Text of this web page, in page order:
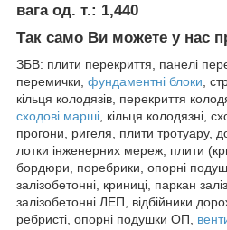
вага од. т.: 1,440
Так само Ви можете у нас
ЗБВ: плити перекриття, панелі
перемички, фундаментні блоки,
кільця колодязів, перекриття
сходові марші, кільця колодязні,
прогони, ригеля, плити тротуару,
лотки інженерних мереж, плити
бордюри, поребрики, опорні
залізобетонні, криниці, паркан
залізобетонні ЛЕП, відбійники
ребристі, опорні подушки ОП,